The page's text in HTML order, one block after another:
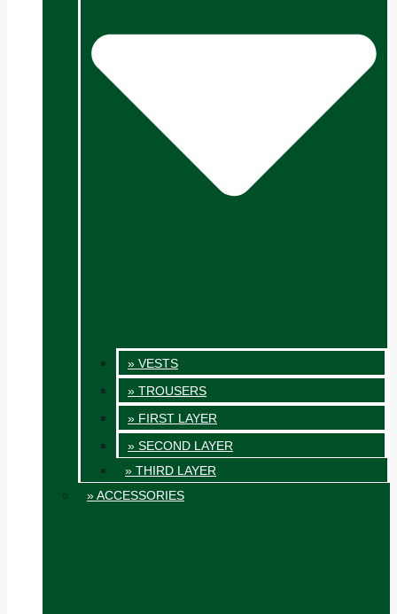
» VESTS
» TROUSERS
» FIRST LAYER
» SECOND LAYER
» THIRD LAYER
» ACCESSORIES